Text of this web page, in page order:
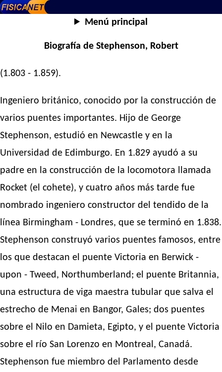
Menú principal
Biografía de Stephenson, Robert
(1.803 - 1.859).
Ingeniero británico, conocido por la construcción de
varios puentes importantes. Hijo de George
Stephenson, estudió en Newcastle y en la
Universidad de Edimburgo. En 1.829 ayudó a su
padre en la construcción de la locomotora llamada
Rocket (el cohete), y cuatro años más tarde fue
nombrado ingeniero constructor del tendido de la
línea Birmingham - Londres, que se terminó en 1.838.
Stephenson construyó varios puentes famosos, entre
los que destacan el puente Victoria en Berwick -
upon - Tweed, Northumberland; el puente Britannia,
una estructura de viga maestra tubular que salva el
estrecho de Menai en Bangor, Gales; dos puentes
sobre el Nilo en Damieta, Egipto, y el puente Victoria
sobre el río San Lorenzo en Montreal, Canadá.
Stephenson fue miembro del Parlamento desde